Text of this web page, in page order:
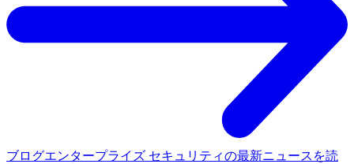
ブログエンタープライズ セキュリティの最新ニュースを読